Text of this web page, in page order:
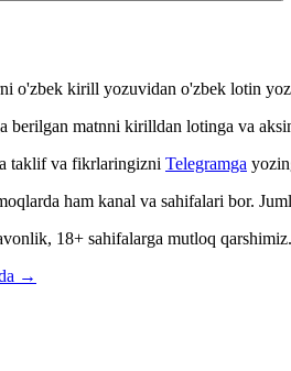
o'zbek kirill yozuvidan o'zbek lotin
matnni kirilldan lotinga va
taklif va fikrlaringizni Telegramga
ham kanal va sahifalari bor.
18+ sahifalarga mutloq
→